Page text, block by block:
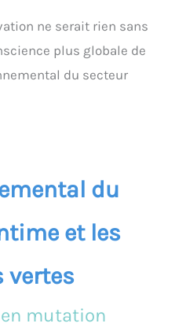
ne serait rien sans
plus globale de
du secteur
du
et les
vertes
mutation